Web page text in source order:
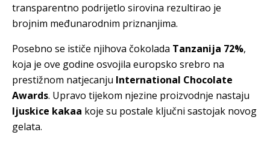
transparentno podrijetlo sirovina rezultirao je
brojnim međunarodnim priznanjima.
Posebno se ističe njihova čokolada Tanzanija 72%,
koja je ove godine osvojila europsko srebro na
prestižnom natjecanju International Chocolate
Awards. Upravo tijekom njezine proizvodnje nastaju
ljuskice kakaa koje su postale ključni sastojak novog
gelata.